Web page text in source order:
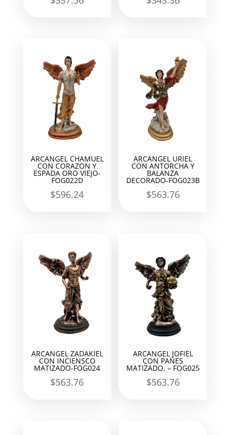
ARCANGEL CHAMUEL
CON CORAZON Y
ESPADA ORO VIEJO-
FOG022D
$596.24
ARCANGEL URIEL
CON ANTORCHA Y
BALANZA
DECORADO-FOG023B
$563.76
ARCANGEL ZADAKIEL
CON INCIENSCO
MATIZADO-FOG024
$563.76
ARCANGEL JOFIEL
CON PANES
MATIZADO. – FOG025
$563.76